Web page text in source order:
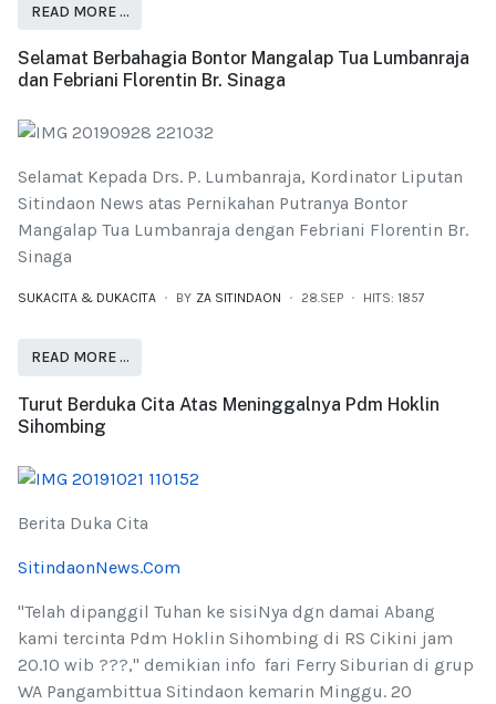
READ MORE …
Selamat Berbahagia Bontor Mangalap Tua Lumbanraja
dan Febriani Florentin Br. Sinaga
Selamat Kepada Drs. P. Lumbanraja, Kordinator Liputan
Sitindaon News atas Pernikahan Putranya Bontor
Mangalap Tua Lumbanraja dengan Febriani Florentin Br.
Sinaga
SUKACITA & DUKACITA BY ZA SITINDAON 28.SEP HITS: 1857
READ MORE …
Turut Berduka Cita Atas Meninggalnya Pdm Hoklin
Sihombing
Berita Duka Cita
SitindaonNews.Com
"Telah dipanggil Tuhan ke sisiNya dgn damai Abang
kami tercinta Pdm Hoklin Sihombing di RS Cikini jam
20.10 wib ???," demikian info fari Ferry Siburian di grup
WA Pangambittua Sitindaon kemarin Minggu. 20